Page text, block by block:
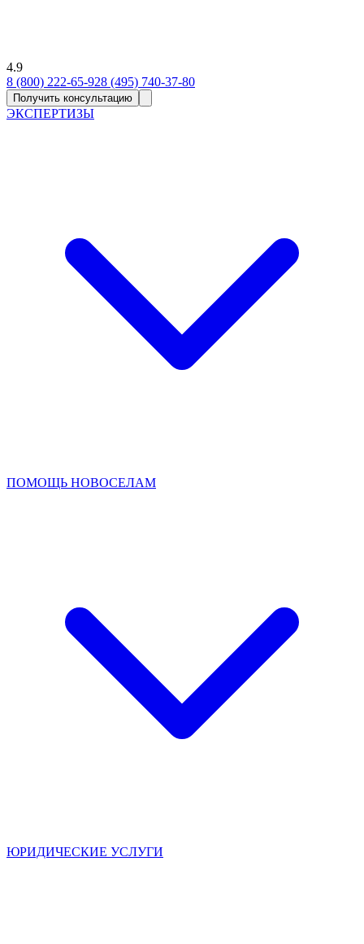
4.9
8 (800) 222-65-928 (495) 740-37-80
Получить консультацию
ЭКСПЕРТИЗЫ
ПОМОЩЬ НОВОСЕЛАМ
ЮРИДИЧЕСКИЕ УСЛУГИ